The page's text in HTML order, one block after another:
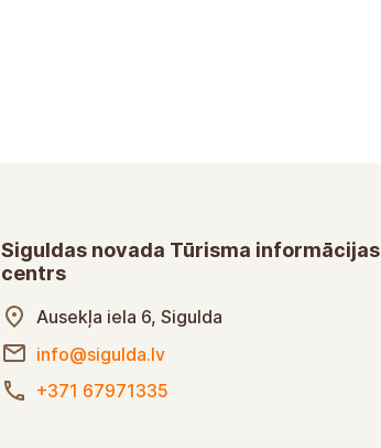
Siguldas novada Tūrisma informācijas
centrs
Ausekļa iela 6, Sigulda
info@sigulda.lv
+371 67971335